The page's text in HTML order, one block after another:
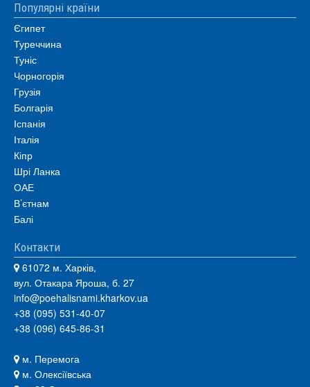
Популярні країни
Єгипет
Туреччина
Туніс
Чорногорія
Грузія
Болгарія
Іспанія
Італія
Кіпр
Шрі Ланка
ОАЕ
В’єтнам
Балі
Контакти
61072 м. Харків,
вул. Отакара Яроша, б. 27
info@poehalisnami.kharkov.ua
+38 (095) 531-40-07
+38 (096) 645-86-31
м. Перемога
м. Олексіївська